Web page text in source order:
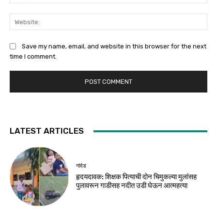
Save my name, email, and website in this browser for the next
time I comment.
LATEST ARTICLES
नांदेड
हृदयदावक: शिक्षक पित्याची दोन चिमुकल्या मुलांसह
पुलावरून गाडीसह नदीत उडी घेऊन आत्महत्या